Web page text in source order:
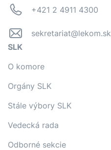
+421 2 4911 4300
sekretariat@lekom.sk
SLK
O komore
Orgány SLK
Stále výbory SLK
Vedecká rada
Odborné sekcie